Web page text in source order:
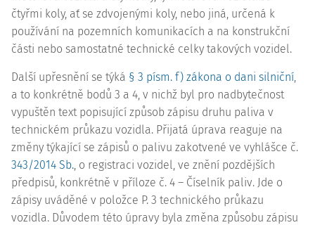
čtyřmi koly, ať se zdvojenými koly, nebo jiná, určená k
používání na pozemních komunikacích a na konstrukční
části nebo samostatné technické celky takových vozidel.
Další upřesnění se týká § 3 písm. f) zákona o dani silniční,
a to konkrétně bodů 3 a 4, v nichž byl pro nadbytečnost
vypuštěn text popisující způsob zápisu druhu paliva v
technickém průkazu vozidla. Přijatá úprava reaguje na
změny týkající se zápisů o palivu zakotvené ve vyhlášce č.
343/2014 Sb., o registraci vozidel, ve znění pozdějších
předpisů, konkrétně v příloze č. 4 – Číselník paliv. Jde o
zápisy uváděné v položce P. 3 technického průkazu
vozidla. Důvodem této úpravy byla změna způsobu zápisu